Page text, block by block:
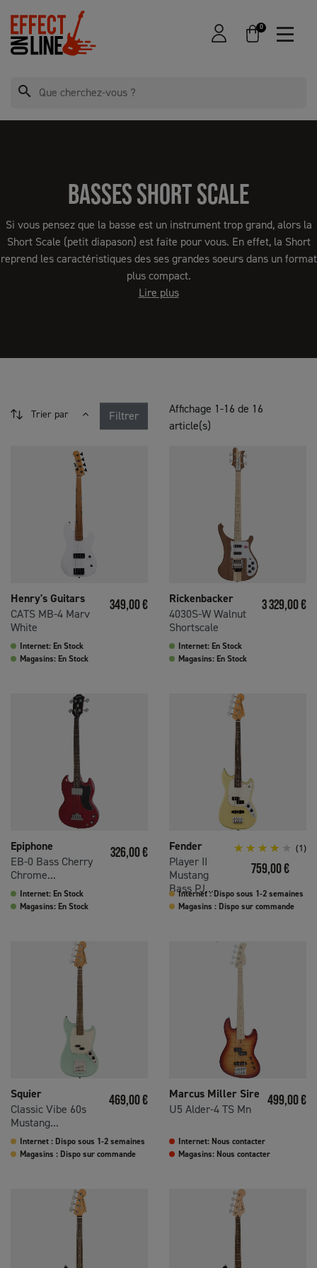
0
search
BASSES SHORT SCALE
Si vous pensez que la basse est un instrument trop grand, alors la
Short Scale (petit diapason) est faite pour vous. En effet, la Short
reprend les caractéristiques des ses grandes soeurs dans un format
plus compact.
Lire plus
Trier par Filtrer
Affichage 1-16 de 16
article(s)
Henry's Guitars
CATS MB-4 Marv
White
Prix
349,00 €
Internet: En Stock
Magasins: En Stock
Rickenbacker
4030S-W Walnut
Shortscale
Prix
3 329,00 €
Internet: En Stock
Magasins: En Stock
Epiphone
EB-0 Bass Cherry
Chrome...
Prix
326,00 €
Internet: En Stock
Magasins: En Stock
Fender
Player II
Mustang
Bass PJ...
(1)
Prix
759,00 €
Internet : Dispo sous 1-2 semaines
Magasins : Dispo sur commande
Squier
Classic Vibe 60s
Mustang...
Prix
469,00 €
Internet : Dispo sous 1-2 semaines
Magasins : Dispo sur commande
Marcus Miller Sire
U5 Alder-4 TS Mn
Prix
499,00 €
Internet: Nous contacter
Magasins: Nous contacter